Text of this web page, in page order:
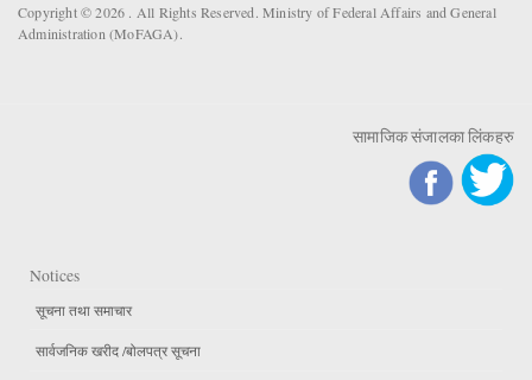
Copyright © 2026 . All Rights Reserved. Ministry of Federal Affairs and General
Administration (MoFAGA).
सामाजिक संजालका लिंकहरु
Notices
सूचना तथा समाचार
सार्वजनिक खरीद /बोलपत्र सूचना